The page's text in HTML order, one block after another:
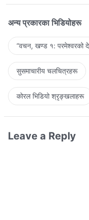
अन्य प्रकारका भिडियोहरू
“वचन, खण्ड १: परमेश्‍वरको
सुसमाचारीय चलचित्रहरू
कोरल भिडियो श्रृङ्खलाहरू
Leave a Reply